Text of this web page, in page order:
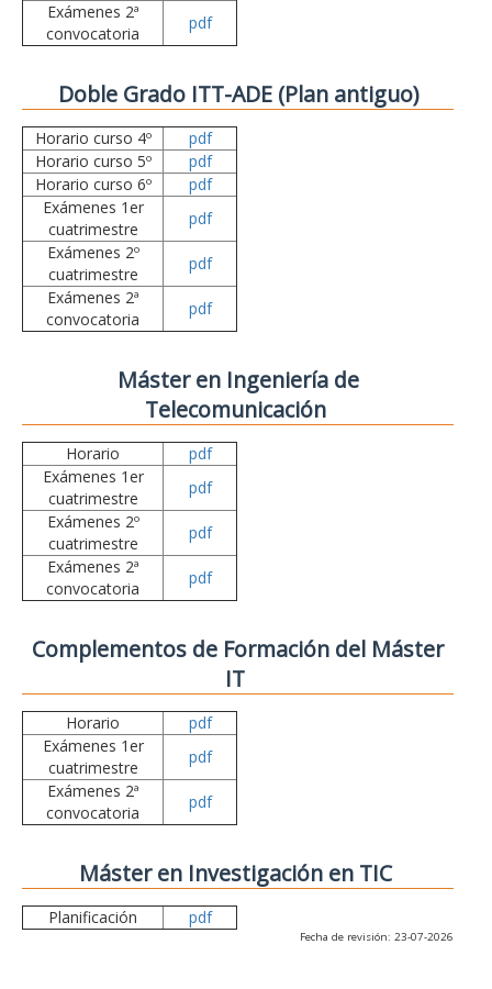
Exámenes 2ª
convocatoria
pdf
Doble Grado ITT-ADE (Plan antiguo)
Horario curso 4º
pdf
Horario curso 5º
pdf
Horario curso 6º
pdf
Exámenes 1er
cuatrimestre
pdf
Exámenes 2º
cuatrimestre
pdf
Exámenes 2ª
convocatoria
pdf
Máster en Ingeniería de
Telecomunicación
Horario
pdf
Exámenes 1er
cuatrimestre
pdf
Exámenes 2º
cuatrimestre
pdf
Exámenes 2ª
convocatoria
pdf
Complementos de Formación del Máster
IT
Horario
pdf
Exámenes 1er
cuatrimestre
pdf
Exámenes 2ª
convocatoria
pdf
Máster en Investigación en TIC
Planificación pdf
Fecha de revisión: 23-07-2026